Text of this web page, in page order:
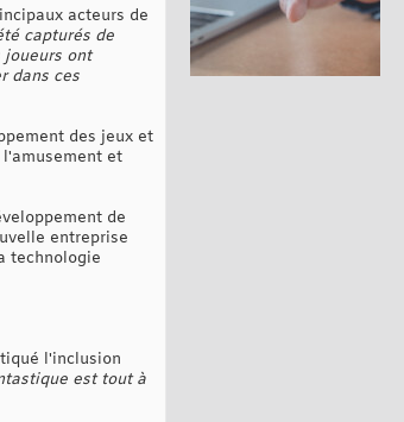
acteurs de
capturés de
joueurs ont
dans ces
des jeux et
et
de
entreprise
technologie
l'inclusion
est tout à